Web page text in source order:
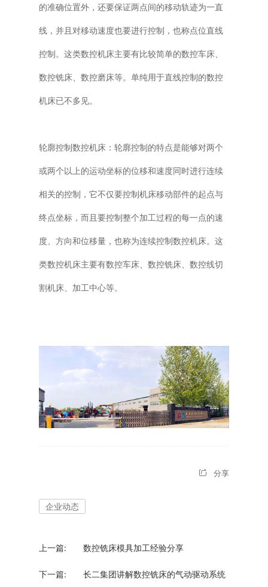
的准确位置外，还要保证两点间的移动轨迹为一直
线，并且对移动速度也要进行控制，也称点位直线
控制。这类数控机床主要有比较简单的数控车床、
数控铣床、数控磨床等。单纯用于直线控制的数控
机床已不多见。
轮廓控制数控机床：轮廓控制的特点是能够对两个
或两个以上的运动坐标的位移和速度同时进行连续
相关的控制，它不仅要控制机床移动部件的起点与
终点坐标，而且要控制整个加工过程的每一点的速
度、方向和位移量，也称为连续控制数控机床。这
类数控机床主要有数控车床、数控铣床、数控线切
割机床、加工中心等。
分享
企业动态
上一篇: 数控铣床模具加工经验分享
下一篇: 长二集团讲解数控铣床的气动驱动系统